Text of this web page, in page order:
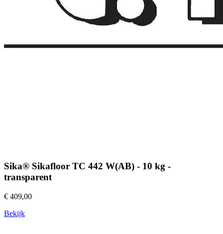
Sika® Sikafloor TC 442 W(AB) - 10 kg -
transparent
€ 409,00
Bekijk